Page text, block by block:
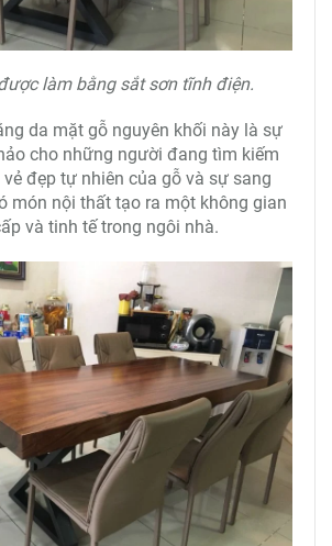
làm bằng sắt sơn tĩnh điện.
da mặt gỗ nguyên khối này là sự
cho những người đang tìm kiếm
đẹp tự nhiên của gỗ và sự sang
món nội thất tạo ra một không gian
và tinh tế trong ngôi nhà.